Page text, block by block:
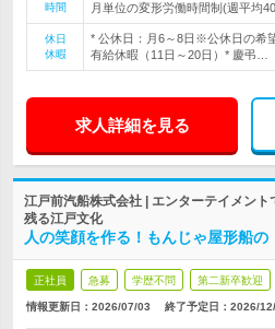
時間
月単位の変形労働時間制(週平均
休日
休暇
* 公休日：月6～8日※公休日の希
有給休暇（11日～20日）* 慶弔…
求人詳細を見る
江戸前汽船株式会社 | エンターテイメン
残る江戸文化
人の笑顔を作る！もんじゃ屋形船
正社員 急募 学歴不問 第二新卒歓迎
情報更新日：2026/07/03 終了予定日： 2026/